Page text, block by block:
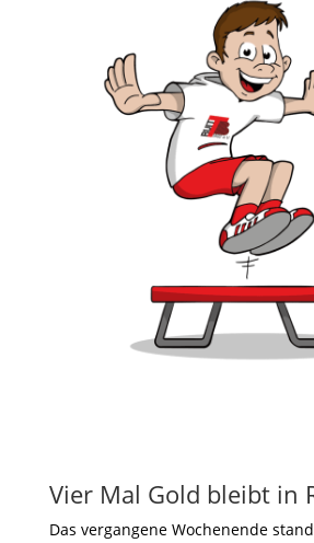
Vier Mal Gold bleibt in
Das vergangene Wochenende